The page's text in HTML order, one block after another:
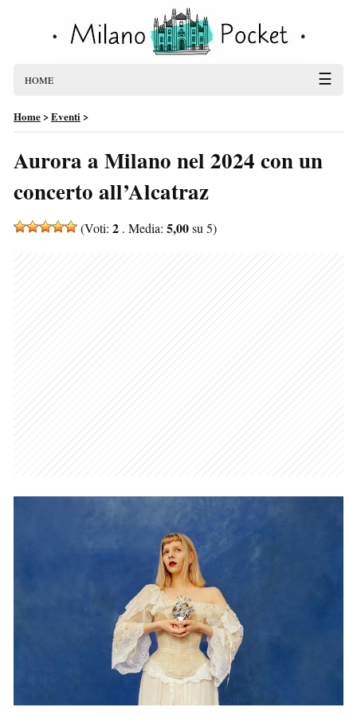
HOME ☰
Home>Eventi>
Aurora a Milano nel 2024 con un
concerto all’Alcatraz
(Voti: 2 . Media: 5,00su 5)